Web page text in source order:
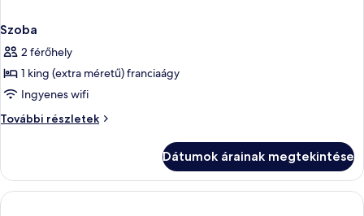
Szoba
2 férőhely
1 king (extra méretű) franciaágy
Ingyenes wifi
További részletek
Szoba
Dátumok árainak megtekintése